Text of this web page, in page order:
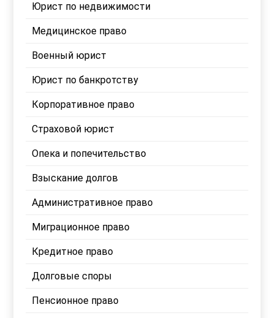
Юрист по недвижимости
Медицинское право
Военный юрист
Юрист по банкротству
Корпоративное право
Страховой юрист
Опека и попечительство
Взыскание долгов
Административное право
Миграционное право
Кредитное право
Долговые споры
Пенсионное право